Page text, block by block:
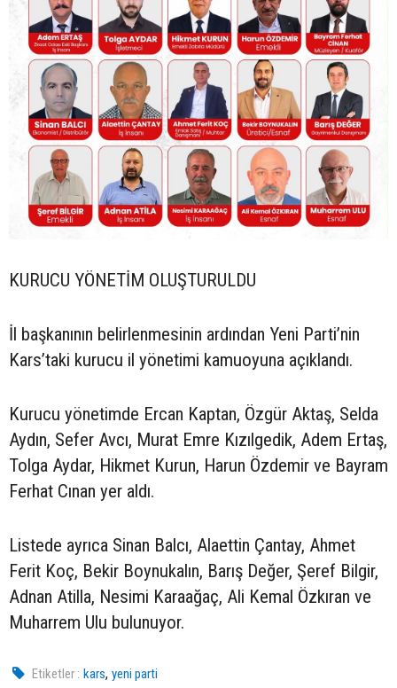
KURUCU YÖNETİM OLUŞTURULDU
İl başkanının belirlenmesinin ardından Yeni Parti’nin
Kars’taki kurucu il yönetimi kamuoyuna açıklandı.
Kurucu yönetimde Ercan Kaptan, Özgür Aktaş, Selda
Aydın, Sefer Avcı, Murat Emre Kızılgedik, Adem Ertaş,
Tolga Aydar, Hikmet Kurun, Harun Özdemir ve Bayram
Ferhat Cınan yer aldı.
Listede ayrıca Sinan Balcı, Alaettin Çantay, Ahmet
Ferit Koç, Bekir Boynukalın, Barış Değer, Şeref Bilgir,
Adnan Atilla, Nesimi Karaağaç, Ali Kemal Özkıran ve
Muharrem Ulu bulunuyor.
Etiketler : kars,yeni parti